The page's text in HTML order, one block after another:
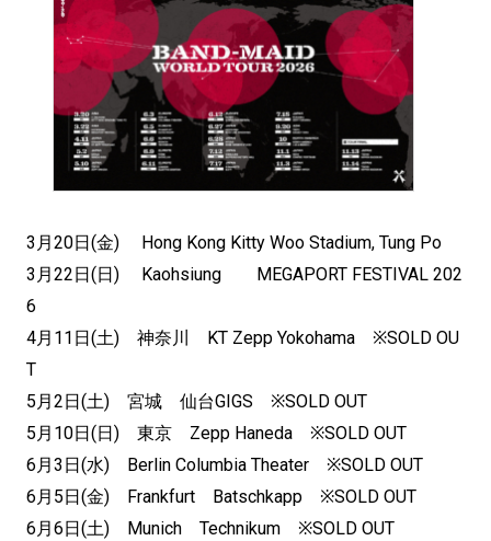
3月20日(金) Hong Kong Kitty Woo Stadium, Tung Po
3月22日(日) Kaohsiung MEGAPORT FESTIVAL 202
6
4月11日(土) 神奈川 KT Zepp Yokohama ※SOLD OU
T
5月2日(土) 宮城 仙台GIGS ※SOLD OUT
5月10日(日) 東京 Zepp Haneda ※SOLD OUT
6月3日(水) Berlin Columbia Theater ※SOLD OUT
6月5日(金) Frankfurt Batschkapp ※SOLD OUT
6月6日(土) Munich Technikum ※SOLD OUT